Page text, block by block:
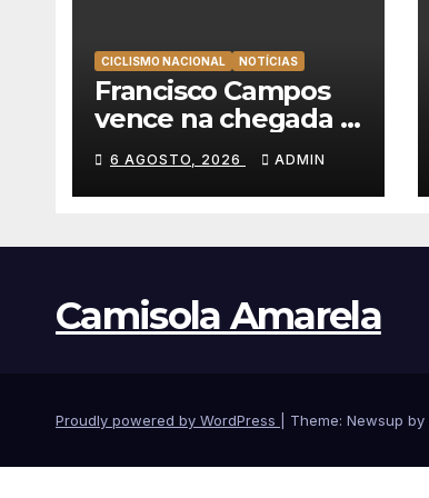
CICLISMO NACIONAL NOTÍCIAS
Francisco Campos
vence na chegada a
Sintra, Rui Oliveira
veste de amarelo na
Volta a Portugal
6 AGOSTO, 2026 ADMIN
Camisola Amarela
Proudly powered by WordPress Theme: Newsup by